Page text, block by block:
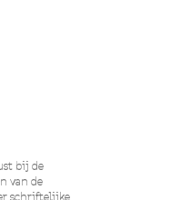
bij de
van de
schriftelijke